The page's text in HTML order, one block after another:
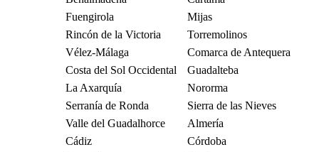
Fuengirola
Mijas
Rincón de la Victoria
Torremolinos
Vélez-Málaga
Comarca de Antequera
Costa del Sol Occidental
Guadalteba
La Axarquía
Nororma
Serranía de Ronda
Sierra de las Nieves
Valle del Guadalhorce
Almería
Cádiz
Córdoba